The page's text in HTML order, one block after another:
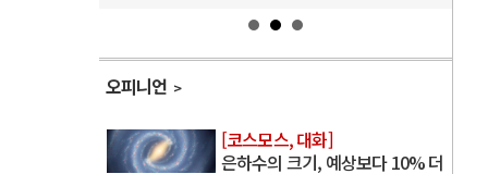
오피니언
[코스모스, 대화]
은하수의 크기, 예상보다 10% 더